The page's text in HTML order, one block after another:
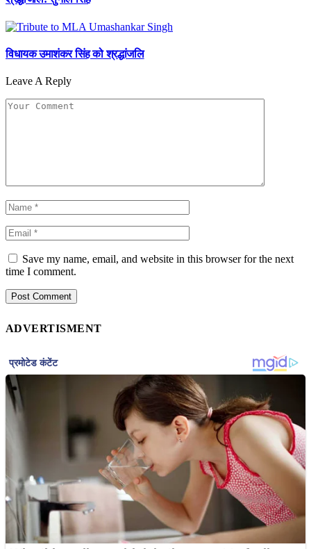
विधायक उमाशंकर सिंह को श्रद्धांजलि
Leave A Reply
Save my name, email, and website in this browser for the next
time I comment.
ADVERTISMENT